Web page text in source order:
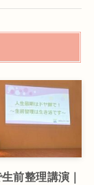
前整理講演｜